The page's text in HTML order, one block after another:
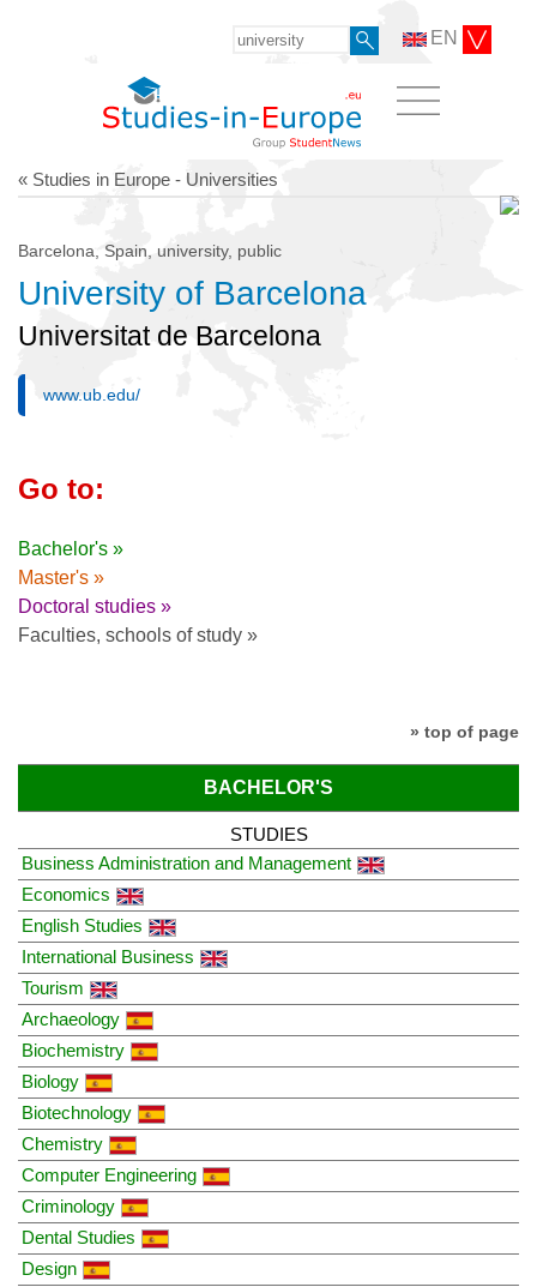
EN
« Studies in Europe - Universities
Barcelona, Spain, university, public
University of Barcelona
Universitat de Barcelona
www.ub.edu/
Go to:
Bachelor's »
Master's »
Doctoral studies »
Faculties, schools of study »
» top of page
BACHELOR'S
STUDIES
Business Administration and Management
Economics
English Studies
International Business
Tourism
Archaeology
Biochemistry
Biology
Biotechnology
Chemistry
Computer Engineering
Criminology
Dental Studies
Design